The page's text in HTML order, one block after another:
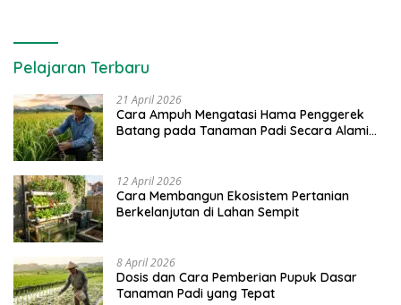
Pelajaran Terbaru
21 April 2026
Cara Ampuh Mengatasi Hama Penggerek
Batang pada Tanaman Padi Secara Alami
12 April 2026
Cara Membangun Ekosistem Pertanian
Berkelanjutan di Lahan Sempit
8 April 2026
Dosis dan Cara Pemberian Pupuk Dasar
Tanaman Padi yang Tepat